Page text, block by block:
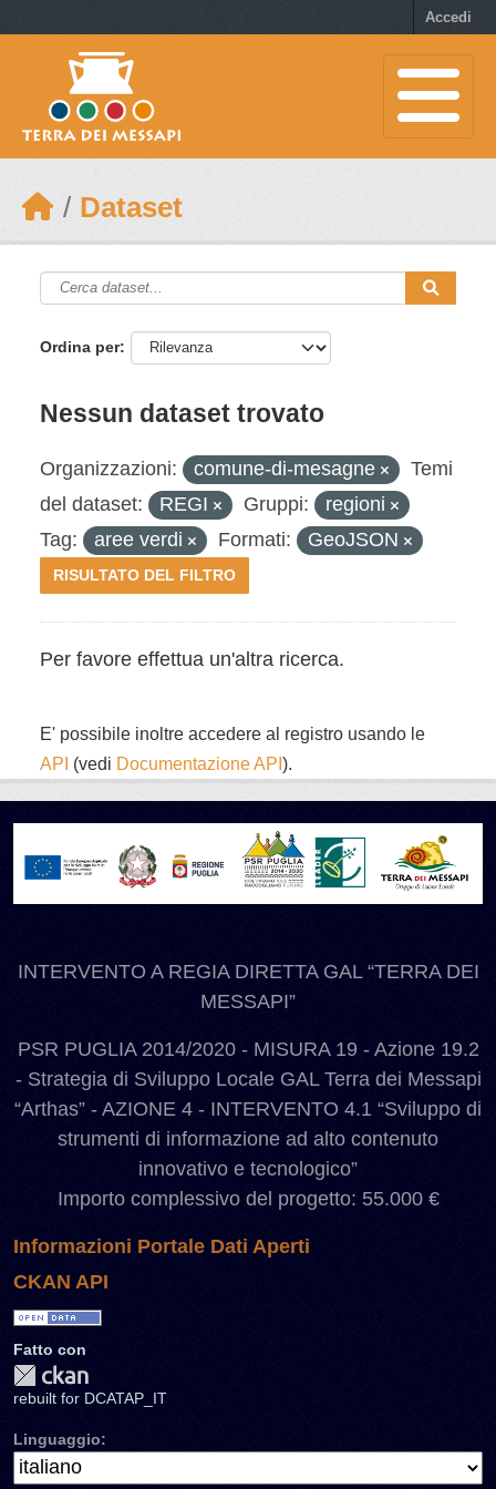
Accedi
Dataset
Ordina per
Nessun dataset trovato
Organizzazioni: comune-di-mesagne
Temi
del dataset:
REGI Gruppi:
regioni
Tag:
aree verdi Formati: GeoJSON
RISULTATO DEL FILTRO
Per favore effettua un'altra ricerca.
E' possibile inoltre accedere al registro usando le
API (vedi Documentazione API ).
INTERVENTO A REGIA DIRETTA GAL “TERRA DEI
MESSAPI”
PSR PUGLIA 2014/2020 - MISURA 19 - Azione 19.2
- Strategia di Sviluppo Locale GAL Terra dei Messapi
“Arthas” - AZIONE 4 - INTERVENTO 4.1 “Sviluppo di
strumenti di informazione ad alto contenuto
innovativo e tecnologico”
Importo complessivo del progetto: 55.000 €
Informazioni Portale Dati Aperti
CKAN API
Fatto con
rebuilt for DCATAP_IT
Linguaggio